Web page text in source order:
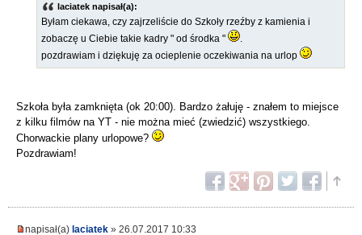
laciatek napisał(a):
Byłam ciekawa, czy zajrzeliście do Szkoły rzeźby z kamienia i
zobaczę u Ciebie takie kadry " od środka "
pozdrawiam i dziękuję za ocieplenie oczekiwania na urlop
Szkoła była zamknięta (ok 20:00). Bardzo żałuję - znałem to miejsce
z kilku filmów na YT - nie można mieć (zwiedzić) wszystkiego.
Chorwackie plany urlopowe?
Pozdrawiam!
napisał(a) laciatek » 26.07.2017 10:33